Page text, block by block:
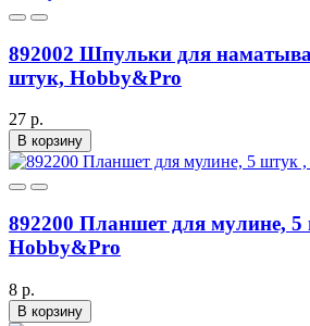
892002 Шпульки для
штук, Hobby&Pro
27 р.
В корзину
892200 Планшет для мулине, 5
Hobby&Pro
8 р.
В корзину